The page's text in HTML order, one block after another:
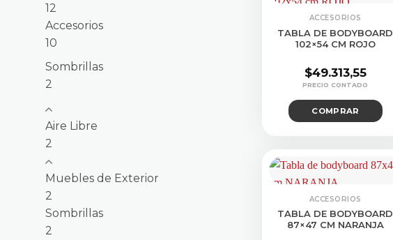
12
Accesorios
10
Sombrillas
2
Aire Libre
2
Muebles de Exterior
2
Sombrillas
2
ACCESORIOS
TABLA DE BODYBOARD
102×54 CM ROJO
$49.313,55
COMPRAR
ACCESORIOS
TABLA DE BODYBOARD
87×47 CM NARANJA